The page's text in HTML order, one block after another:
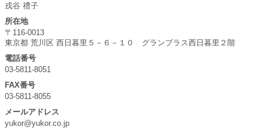
戎谷 禮子
所在地
〒116-0013
東京都 荒川区 西日暮里５－６－１０ グランプラス西日暮里２階
電話番号
03-5811-8051
FAX番号
03-5811-8055
メールアドレス
yukor@yukor.co.jp